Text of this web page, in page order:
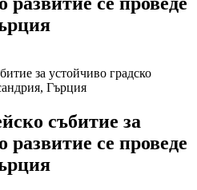
събитие за
развитие се проведе